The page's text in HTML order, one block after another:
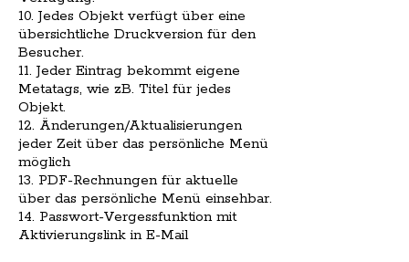
10. Jedes Objekt verfügt über eine
übersichtliche Druckversion für den
Besucher.
11. Jeder Eintrag bekommt eigene
Metatags, wie zB. Titel für jedes
Objekt.
12. Änderungen/Aktualisierungen
jeder Zeit über das persönliche Menü
möglich
13. PDF-Rechnungen für aktuelle
über das persönliche Menü einsehbar.
14. Passwort-Vergessfunktion mit
Aktivierungslink in E-Mail